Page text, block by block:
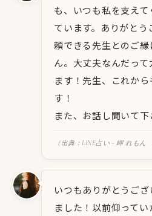
も、いつも私を支え
ています。ありがと
頼できる先生とのご
ん。大丈夫なんだっ
ます！先生、これか
す！
また、お話し聞いて下
（出典：LINE占い - 岬 れもん
いつもありがとうご
ました！以前仰って